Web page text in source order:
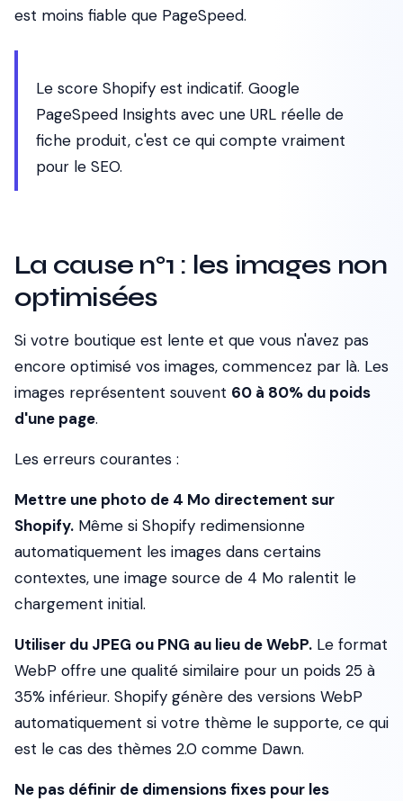
est moins fiable que PageSpeed.
Le score Shopify est indicatif. Google
PageSpeed Insights avec une URL réelle de
fiche produit, c'est ce qui compte vraiment
pour le SEO.
La cause n°1 : les images non
optimisées
Si votre boutique est lente et que vous n'avez pas
encore optimisé vos images, commencez par là. Les
images représentent souvent 60 à 80% du poids
d'une page.
Les erreurs courantes :
Mettre une photo de 4 Mo directement sur
Shopify. Même si Shopify redimensionne
automatiquement les images dans certains
contextes, une image source de 4 Mo ralentit le
chargement initial.
Utiliser du JPEG ou PNG au lieu de WebP. Le format
WebP offre une qualité similaire pour un poids 25 à
35% inférieur. Shopify génère des versions WebP
automatiquement si votre thème le supporte, ce qui
est le cas des thèmes 2.0 comme Dawn.
Ne pas définir de dimensions fixes pour les